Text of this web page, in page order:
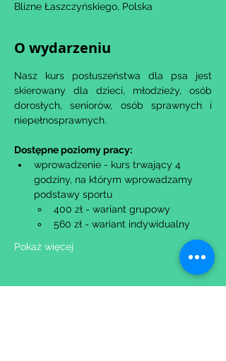
Blizne Łaszczyńskiego, Polska
O wydarzeniu
Nasz kurs posłuszeństwa dla psa jest
skierowany dla dzieci, młodzieży, osób
dorosłych, seniorów, osób sprawnych i
niepełnosprawnych.
Dostępne poziomy pracy:
wprowadzenie - kurs trwający 4
godziny, na którym wprowadzamy
podstawy sportu
400 zł - wariant grupowy​
560 zł - wariant indywidualny
Pokaż więcej